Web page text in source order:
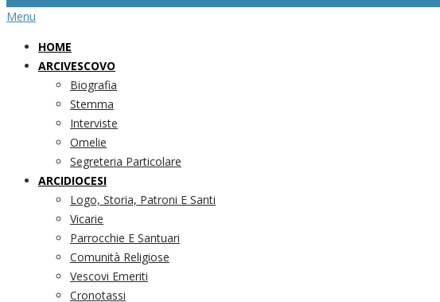
Menu
HOME
ARCIVESCOVO
Biografia
Stemma
Interviste
Omelie
Segreteria Particolare
ARCIDIOCESI
Logo, Storia, Patroni E Santi
Vicarie
Parrocchie E Santuari
Comunità Religiose
Vescovi Emeriti
Cronotassi